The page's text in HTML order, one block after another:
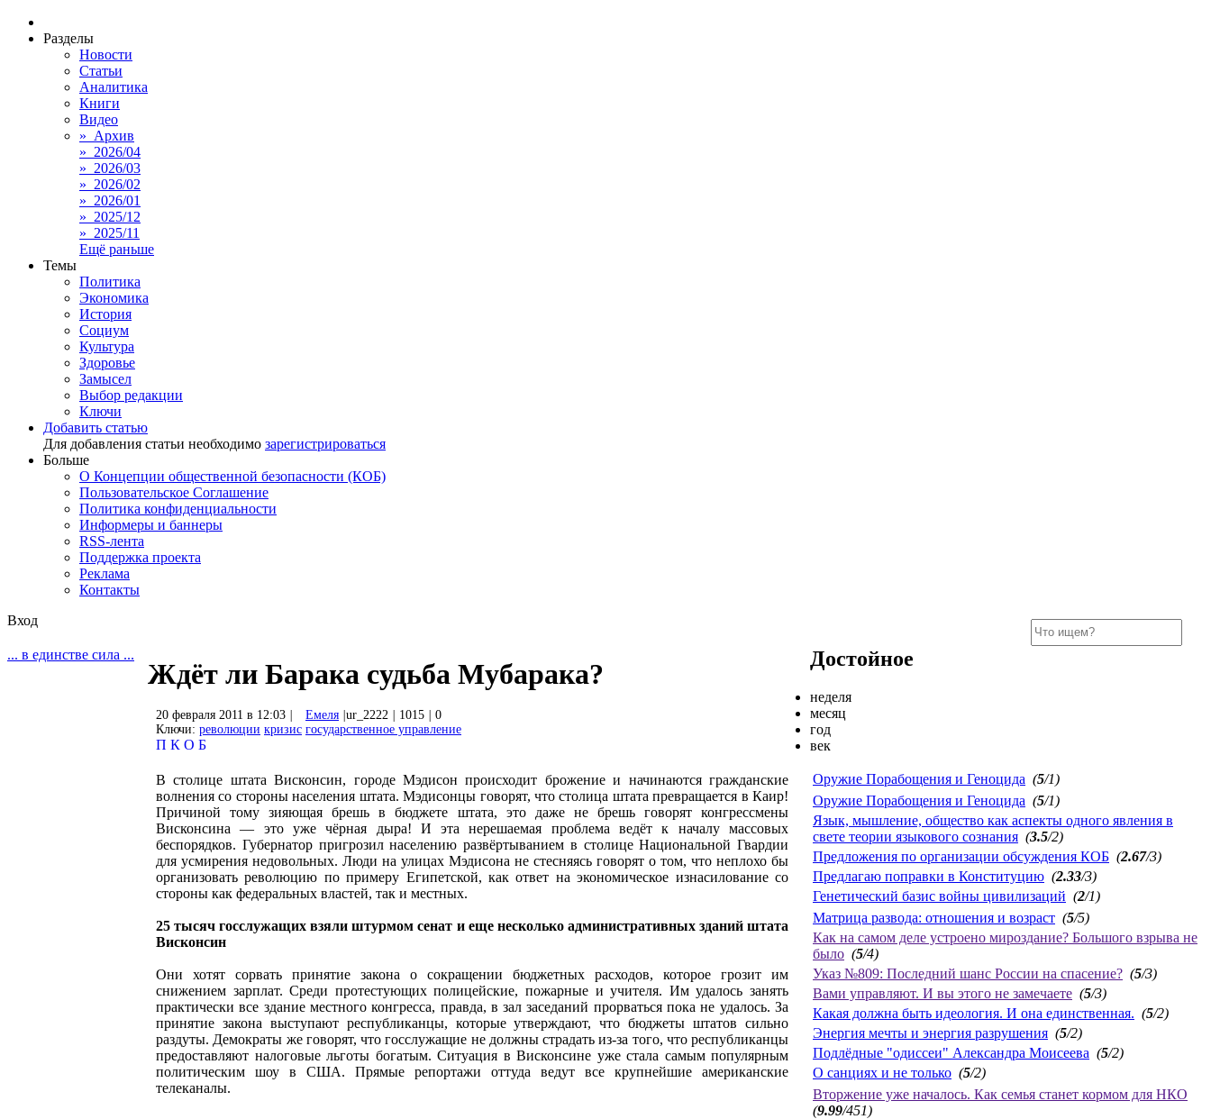
Разделы
Новости
Статьи
Аналитика
Книги
Видео
» Архив
» 2026/04
» 2026/03
» 2026/02
» 2026/01
» 2025/12
» 2025/11
Ещё раньше
Темы
Политика
Экономика
История
Социум
Культура
Здоровье
Замысел
Выбор редакции
Ключи
Добавить статью
Для добавления статьи необходимо зарегистрироваться
Больше
О Концепции общественной безопасности (КОБ)
Пользовательское Соглашение
Политика конфиденциальности
Информеры и баннеры
RSS-лента
Поддержка проекта
Реклама
Контакты
Вход
... в единстве сила ...
Ждёт ли Барака судьба Мубарака?
20 февраля 2011 в 12:03 Емеля ur_2222 1015
0
Ключи: революции кризис государственное управление
П К О Б
В столице штата Висконсин, городе Мэдисон происходит брожение и начинаются гражданские
волнения со стороны населения штата. Мэдисонцы говорят, что столица штата превращается в Каир!
Причиной тому зияющая брешь в бюджете штата, это даже не брешь говорят конгрессмены
Висконсина — это уже чёрная дыра! И эта нерешаемая проблема ведёт к началу массовых
беспорядков. Губернатор пригрозил населению развёртыванием в столице Национальной Гвардии
для усмирения недовольных. Люди на улицах Мэдисона не стесняясь говорят о том, что неплохо бы
организовать революцию по примеру Египетской, как ответ на экономическое изнасилование со
стороны как федеральных властей, так и местных.
25 тысяч госслужащих взяли штурмом сенат и еще несколько административных зданий штата
Висконсин
Они хотят сорвать принятие закона о сокращении бюджетных расходов, которое грозит им
снижением зарплат. Среди протестующих полицейские, пожарные и учителя. Им удалось занять
практически все здание местного конгресса, правда, в зал заседаний прорваться пока не удалось. За
принятие закона выступают республиканцы, которые утверждают, что бюджеты штатов сильно
раздуты. Демократы же говорят, что госслужащие не должны страдать из-за того, что республиканцы
предоставляют налоговые льготы богатым. Ситуация в Висконсине уже стала самым популярным
политическим шоу в США. Прямые репортажи оттуда ведут все крупнейшие американские
телеканалы.
Достойное
неделя
месяц
год
век
Оружие Порабощения и Геноцида (5/1)
Оружие Порабощения и Геноцида (5/1)
Язык, мышление, общество как аспекты одного явления в
свете теории языкового сознания (3.5/2)
Предложения по организации обсуждения КОБ (2.67/3)
Предлагаю поправки в Конституцию (2.33/3)
Генетический базис войны цивилизаций (2/1)
Матрица развода: отношения и возраст (5/5)
Как на самом деле устроено мироздание? Большого взрыва не
было (5/4)
Указ №809: Последний шанс России на спасение? (5/3)
Вами управляют. И вы этого не замечаете (5/3)
Какая должна быть идеология. И она единственная. (5/2)
Энергия мечты и энергия разрушения (5/2)
Подлёдные "одиссеи" Александра Моисеева (5/2)
О санциях и не только (5/2)
Вторжение уже началось. Как семья станет кормом для НКО
(9.99/451)